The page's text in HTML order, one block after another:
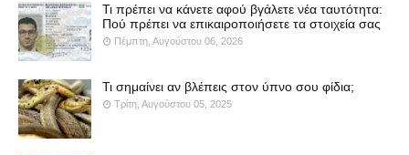
Τι πρέπει να κάνετε αφού βγάλετε νέα ταυτότητα:
Πού πρέπει να επικαιροποιήσετε τα στοιχεία σας
Πέμπτη, Αυγούστου 06, 2026
Τι σημαίνει αν βλέπεις στον ύπνο σου φίδια;
Τρίτη, Αυγούστου 05, 2025